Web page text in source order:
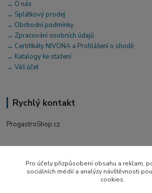
→ O nás
→ Splátkový prodej
→ Obchodní podmínky
→ Zpracování osobních údajů
→ Certifikáty NIVONA a Prohlášení o shodě
→ Katalogy ke stažení
→ Váš účet
Rychlý kontakt
ProgastroShop.cz
+420 519 411 299
Po-Pá 7-16 hod
Pro účely přizpůsobení obsahu a reklam,
sociálních médií a analýzy návštěvnosti
cookies.